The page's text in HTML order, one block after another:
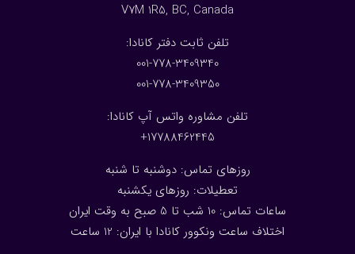
V7M 1R5, BC, Canada
:تلفن ثابت دفتر کانادا
001-778-3409340
001-778-3409350
تلفن مشاوره واتس آپ کانادا:
17788462445+
روزهای تماس: دوشنبه تا شنبه
تعطیلات: روزهای یکشنبه
ساعات تماس: 10 شب تا 5 صبح به وقت ایران
اختلاف ساعت ونکوور کانادا با ایران: 1 2 ساعت